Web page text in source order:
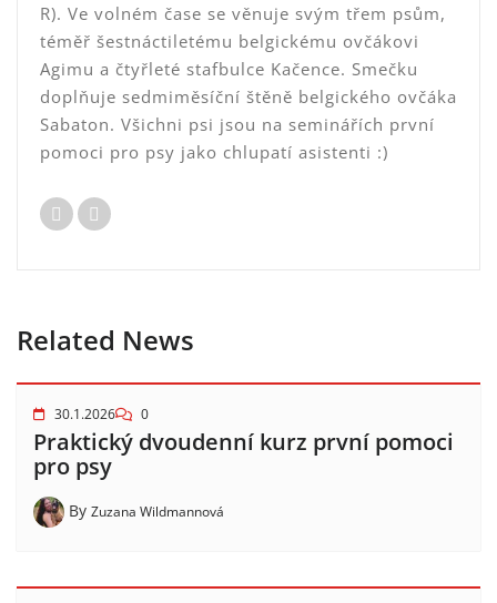
R). Ve volném čase se věnuje svým třem psům,
téměř šestnáctiletému belgickému ovčákovi
Agimu a čtyřleté stafbulce Kačence. Smečku
doplňuje sedmiměsíční štěně belgického ovčáka
Sabaton. Všichni psi jsou na seminářích první
pomoci pro psy jako chlupatí asistenti :)
Related News
30.1.2026 0
Praktický dvoudenní kurz první pomoci
pro psy
By Zuzana Wildmannová